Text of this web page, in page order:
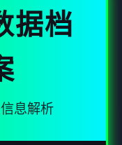
据档
息解析